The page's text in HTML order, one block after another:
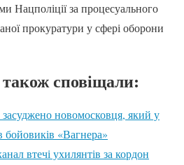
Нацполіції за процесуального
прокуратури у сфері оборони
сповіщали:
новомосковця, який у
бойовиків «Вагнера»
втечі ухилянтів за кордон